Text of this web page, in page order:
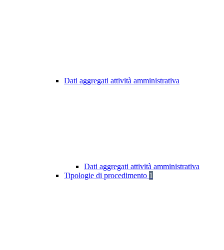
Dati aggregati attività amministrativa
Dati aggregati attività amministrativa
Tipologie di procedimento 1